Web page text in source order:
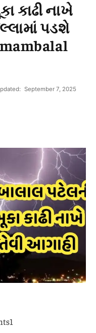
કાઢી નાખે
પડશે
September 7, 2025